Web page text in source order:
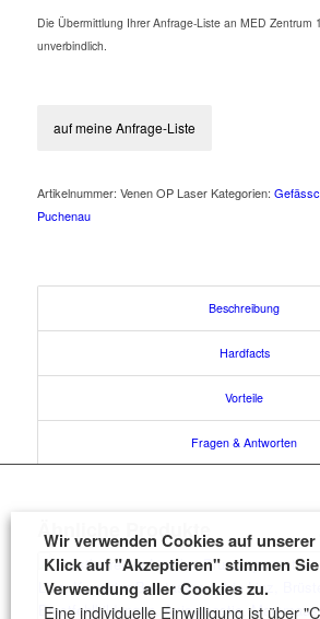
Die Übermittlung Ihrer Anfrage-Liste an MED Zentrum
unverbindlich.
auf meine Anfrage-Liste
Artikelnummer: Venen OP Laser Kategorien:
Puchenau
Beschreibung
Hardfacts
Vorteile
Fragen & Antworten
Ähnliche Produkte
Wir verwenden Cookies auf
Klick auf "Akzeptieren" stimmen
Verwendung aller Cookies zu.
Eine individuelle Einwilligung ist über